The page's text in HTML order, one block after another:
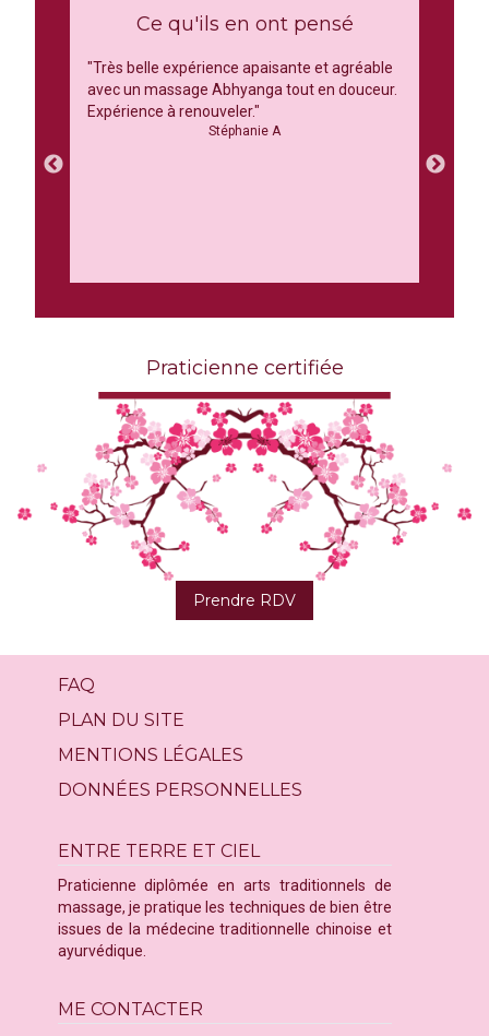
Ce qu'ils en ont pensé
"Très belle expérience apaisante et agréable
avec un massage Abhyanga tout en douceur.
Expérience à renouveler."
Stéphanie A
Praticienne certifiée
Prendre RDV
FAQ
PLAN DU SITE
MENTIONS LÉGALES
DONNÉES PERSONNELLES
ENTRE TERRE ET CIEL
Praticienne diplômée en arts traditionnels de
massage, je pratique les techniques de bien être
issues de la médecine traditionnelle chinoise et
ayurvédique.
ME CONTACTER